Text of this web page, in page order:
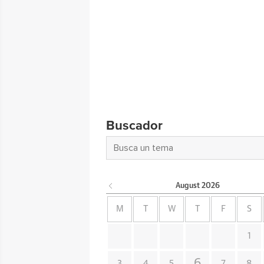
Buscador
August 2026
M W F S
1